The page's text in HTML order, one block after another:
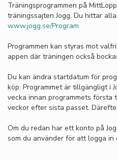
Träningsprogrammen på
träningssajten Jogg. Du hittar
www.jogg.se/Program
Programmen kan styras mot
appen där träningen också
Du kan ändra startdatum för
köp. Programmet är tillgängligt i
vecka innan programmets första
veckor efter sista passet.
Om du redan har ett konto på
som du använder för att logga in